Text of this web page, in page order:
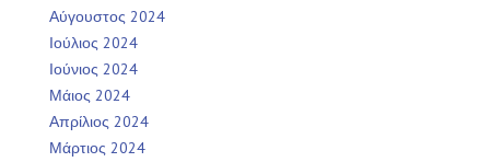
Αύγουστος 2024
Ιούλιος 2024
Ιούνιος 2024
Μάιος 2024
Απρίλιος 2024
Μάρτιος 2024